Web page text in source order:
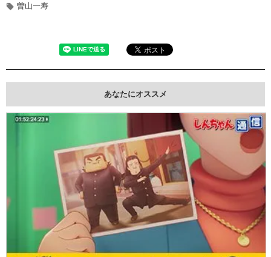
曽山一寿
あなたにオススメ